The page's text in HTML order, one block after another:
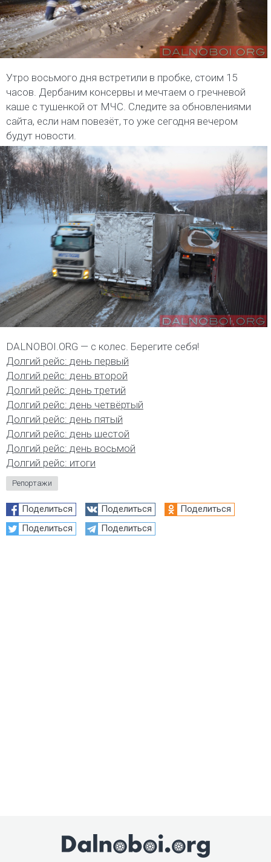
Утро восьмого дня встретили в пробке, стоим 15
часов. Дербаним консервы и мечтаем о гречневой
каше с тушенкой от МЧС. Следите за обновлениями
сайта, если нам повезёт, то уже сегодня вечером
будут новости.
DALNOBOI.ORG — с колес. Берегите себя!
Долгий рейс: день первый
Долгий рейс: день второй
Долгий рейс: день третий
Долгий рейс: день четвёртый
Долгий рейс: день пятый
Долгий рейс: день шестой
Долгий рейс: день восьмой
Долгий рейс: итоги
Репортажи
Поделиться Поделиться
Поделиться
Поделиться
Поделиться